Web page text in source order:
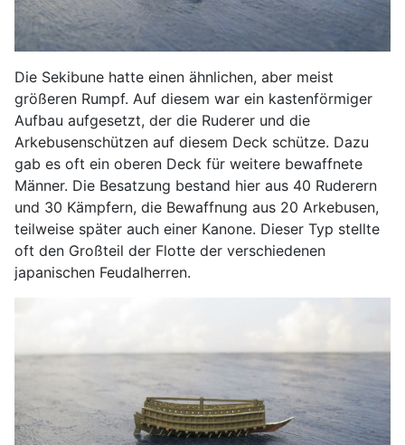
Die Sekibune hatte einen ähnlichen, aber meist
größeren Rumpf. Auf diesem war ein kastenförmiger
Aufbau aufgesetzt, der die Ruderer und die
Arkebusenschützen auf diesem Deck schütze. Dazu
gab es oft ein oberen Deck für weitere bewaffnete
Männer. Die Besatzung bestand hier aus 40 Ruderern
und 30 Kämpfern, die Bewaffnung aus 20 Arkebusen,
teilweise später auch einer Kanone. Dieser Typ stellte
oft den Großteil der Flotte der verschiedenen
japanischen Feudalherren.